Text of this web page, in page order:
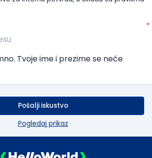
*
Tvoje ime i prezime se neće
Pošalji iskustvo
Pogledaj prikaz